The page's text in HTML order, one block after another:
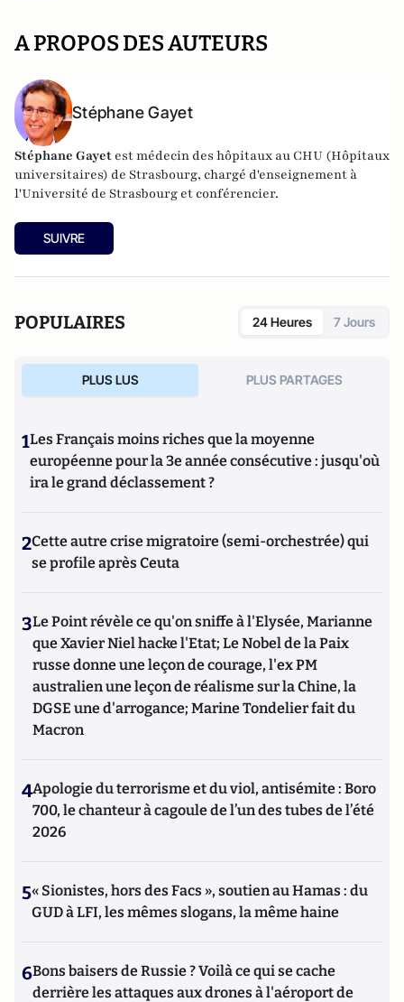
A PROPOS DES AUTEURS
Stéphane Gayet
Stéphane Gayet est médecin des hôpitaux au CHU (Hôpitaux
universitaires) de Strasbourg, chargé d'enseignement à
l'Université de Strasbourg et conférencier.
SUIVRE
POPULAIRES 24 Heures 7 Jours
PLUS LUS PLUS PARTAGES
1Les Français moins riches que la moyenne
européenne pour la 3e année consécutive : jusqu'où
ira le grand déclassement ?
2Cette autre crise migratoire (semi-orchestrée) qui
se profile après Ceuta
3Le Point révèle ce qu'on sniffe à l'Elysée, Marianne
que Xavier Niel hacke l'Etat; Le Nobel de la Paix
russe donne une leçon de courage, l'ex PM
australien une leçon de réalisme sur la Chine, la
DGSE une d'arrogance; Marine Tondelier fait du
Macron
4Apologie du terrorisme et du viol, antisémite : Boro
700, le chanteur à cagoule de l’un des tubes de l’été
2026
5« Sionistes, hors des Facs », soutien au Hamas : du
GUD à LFI, les mêmes slogans, la même haine
6Bons baisers de Russie ? Voilà ce qui se cache
derrière les attaques aux drones à l'aéroport de